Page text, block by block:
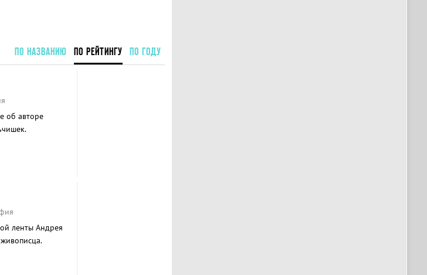
ПО НАЗВАНИЮ ПО РЕЙТИНГУ ПО ГОДУ
об авторе
ленты Андрея